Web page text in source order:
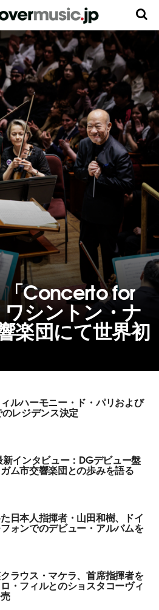
Concerto for
シントン・ナ
楽団にて世界初
ルハーモニー・ド・パリおよび
レジデンス決定
新インタビュー：DGデビュー盤
ム市交響楽団との歩みを語る
日本人指揮者・山田和樹、ドイ
ォンでのデビュー・アルバムを
ラウス・マケラ、首席指揮者を
・フィルとのショスタコーヴィ